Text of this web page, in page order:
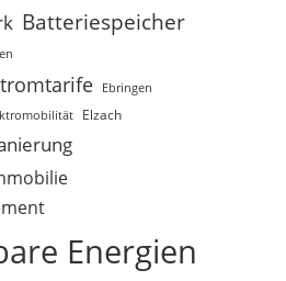
Batteriespeicher
Ebringen
Elzach
Energien